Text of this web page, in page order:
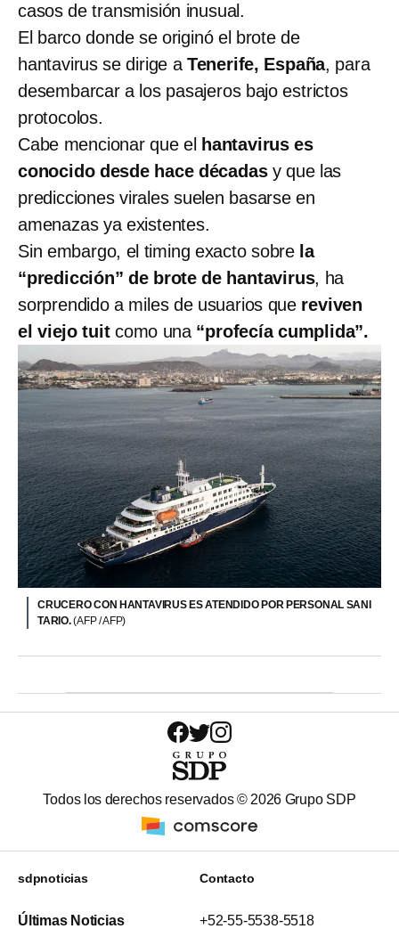
casos de transmisión inusual.
El barco donde se originó el brote de
hantavirus se dirige a Tenerife, España, para
desembarcar a los pasajeros bajo estrictos
protocolos.
Cabe mencionar que el hantavirus es
conocido desde hace décadasy que las
predicciones virales suelen basarse en
amenazas ya existentes.
Sin embargo, el timing exacto sobre la
“predicción” de brote de hantavirus, ha
sorprendido a miles de usuarios que reviven
el viejo tuitcomo una “profecía cumplida”.
CRUCERO CON HANTAVIRUS ES ATENDIDO POR PERSONAL SANI
TARIO.(AFP / AFP)
Todos los derechos reservados ©2026 Grupo SDP
sdpnoticias
Últimas Noticias
Contacto
+52-55-5538-5518